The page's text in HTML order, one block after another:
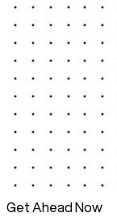
Get Ahead Now